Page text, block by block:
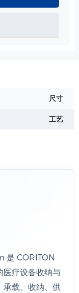
尺寸
工艺
是 CORITON
医疗设备收纳与
承载、收纳、供